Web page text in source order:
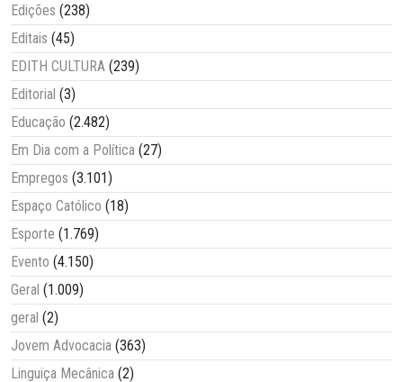
Edições (238)
Editais (45)
EDITH CULTURA (239)
Editorial (3)
Educação (2.482)
Em Dia com a Política (27)
Empregos (3.101)
Espaço Católico (18)
Esporte (1.769)
Evento (4.150)
Geral (1.009)
geral (2)
Jovem Advocacia (363)
Linguiça Mecânica (2)